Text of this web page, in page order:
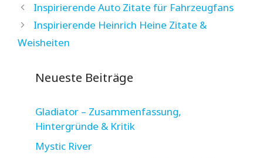
Inspirierende Auto Zitate für Fahrzeugfans
Inspirierende Heinrich Heine Zitate &
Weisheiten
Neueste Beiträge
Gladiator – Zusammenfassung,
Hintergründe & Kritik
Mystic River